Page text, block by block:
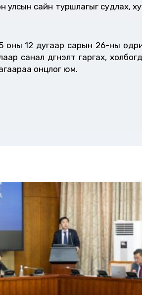
улсын сайн туршлагыг судлах,
12 дугаар сарын 26-ны
санал дүгнэлт гаргах,
онцлог юм.